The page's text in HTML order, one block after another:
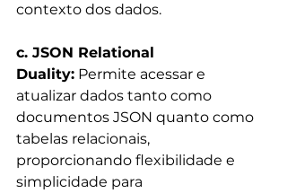
contexto dos dados.
c. JSON Relational
Duality: Permite acessar e
atualizar dados tanto como
documentos JSON quanto como
tabelas relacionais,
proporcionando flexibilidade e
simplicidade para